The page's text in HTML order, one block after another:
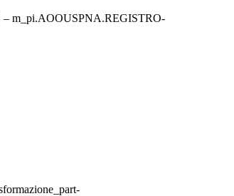
m_pi.AOOUSPNA.REGISTRO-